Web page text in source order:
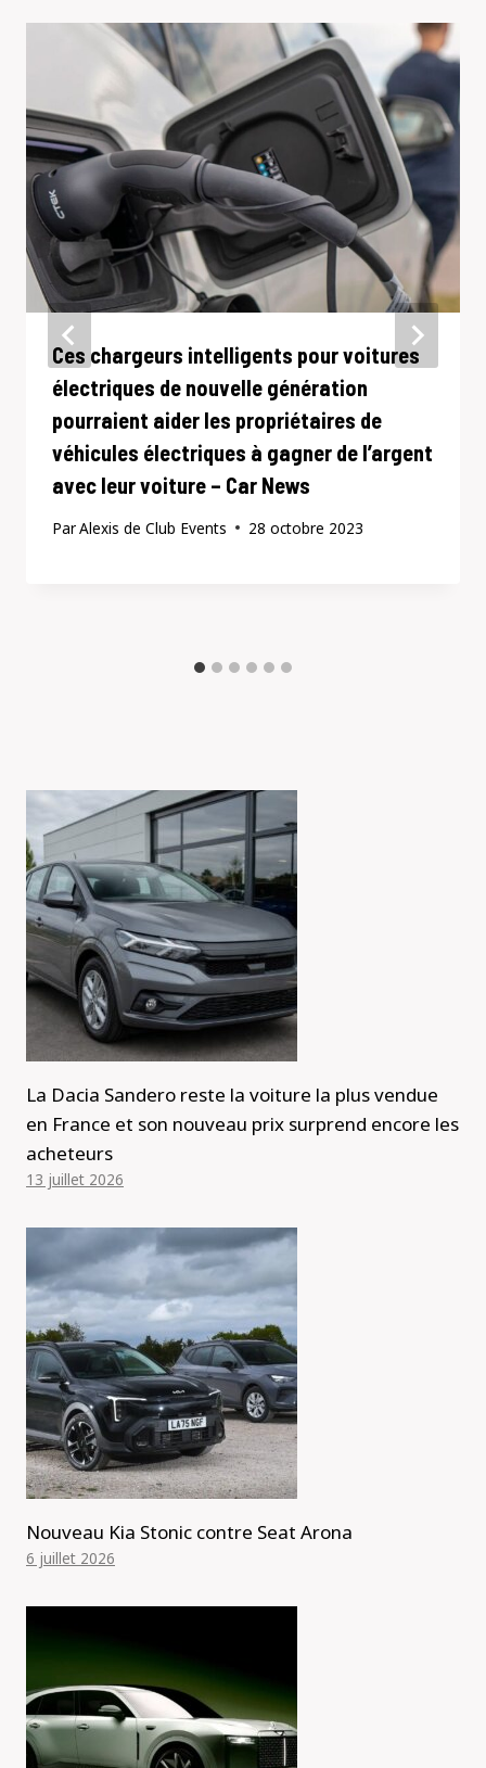
Ces chargeurs intelligents pour voitures
électriques de nouvelle génération
pourraient aider les propriétaires de
véhicules électriques à gagner de l’argent
avec leur voiture – Car News
ParAlexis de Club Events 28 octobre 2023
La Dacia Sandero reste la voiture la plus vendue
en France et son nouveau prix surprend encore les
acheteurs
13 juillet 2026
Nouveau Kia Stonic contre Seat Arona
6 juillet 2026